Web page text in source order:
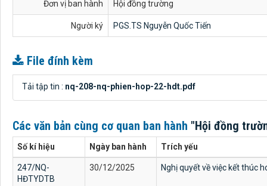
Đơn vị ban hành Hội đồng trường
Người ký PGS.TS Nguyễn Quốc Tiến
File đính kèm
Tải tập tin : nq-208-nq-phien-hop-22-hdt.pdf
Các văn bản cùng cơ quan ban hành "Hội đồng
Số kí hiệu Ngày ban hành Trích yếu
247/NQ-
HĐTYDTB
30/12/2025 Nghị quyết về việc kết thúc